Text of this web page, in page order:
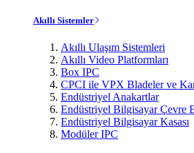
Akıllı Sistemler
Akıllı Ulaşım Sistemleri
Akıllı Video Platformları
Box IPC
CPCI ile VPX Bladeler ve
Endüstriyel Anakartlar
Endüstriyel Bilgisayar Çevre
Endüstriyel Bilgisayar Kasası
Modüler IPC